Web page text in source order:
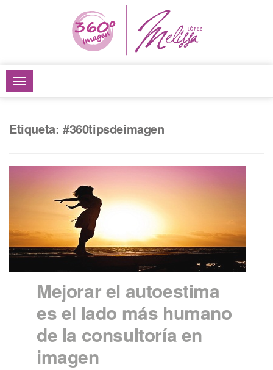
TOGGLE
NAVIGATION
Etiqueta: #360tipsdeimagen
Mejorar el autoestima
es el lado más humano
de la consultoría en
imagen